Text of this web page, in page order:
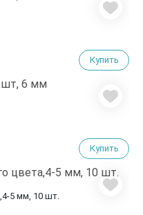
Купить
Купить
5 мм, 10 шт.